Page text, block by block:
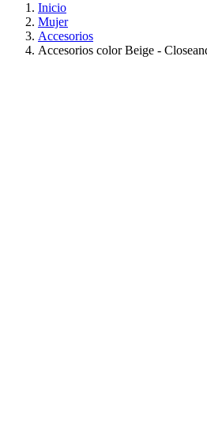
Inicio
Mujer
Accesorios
Accesorios color Beige -